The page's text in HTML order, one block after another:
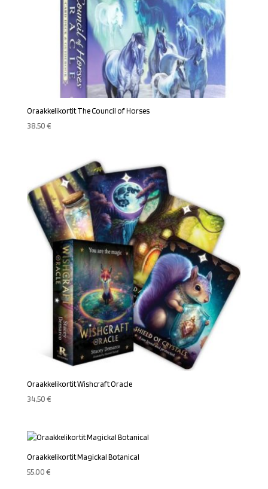
Oraakkelikortit The Council of Horses
38,50€
Oraakkelikortit Wishcraft Oracle
34,50€
Oraakkelikortit Magickal Botanical
55,00€